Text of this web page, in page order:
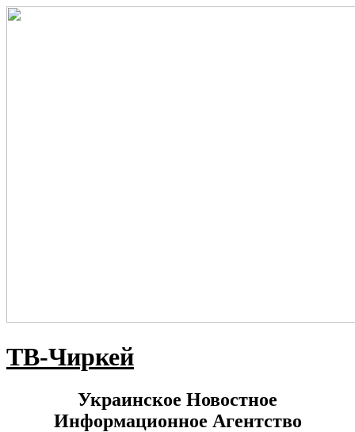
ТВ-Чиркей
Украинское Новостное
Информационное Агентство